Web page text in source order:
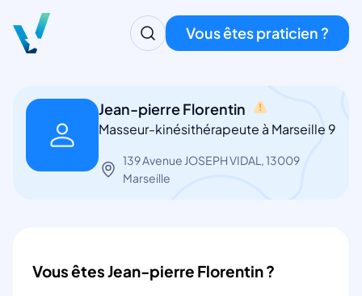
Vous êtes praticien ?
Jean-pierre Florentin
Masseur-kinésithérapeute à Marseille 9
139 Avenue JOSEPH VIDAL, 13009
Marseille
Vous êtes Jean-pierre Florentin ?